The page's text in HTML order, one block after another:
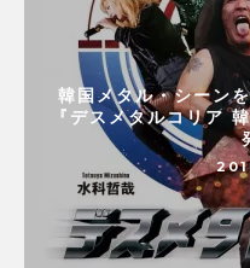
韓国メタル・シーン
『デスメタルコリア